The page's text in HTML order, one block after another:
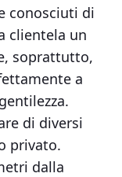
conosciuti di
clientela un
soprattutto,
a
di diversi
privato.
dalla